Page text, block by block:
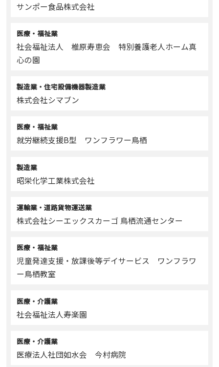
サンポー食品株式会社
医療・福祉業
社会福祉法人 椎原寿恵会 特別養護老人ホーム真
心の園
製造業・住宅設備機器製造業
株式会社シマブン
医療・福祉業
就労継続支援B型 ワンフラワー鳥栖
製造業
昭栄化学工業株式会社
運輸業・道路貨物運送業
株式会社シーエックスカーゴ 鳥栖流通センター
医療・福祉業
児童発達支援・放課後等デイサービス ワンフラワ
ー鳥栖教室
医療・介護業
社会福祉法人寿楽園
医療・介護業
医療法人社団如水会 今村病院